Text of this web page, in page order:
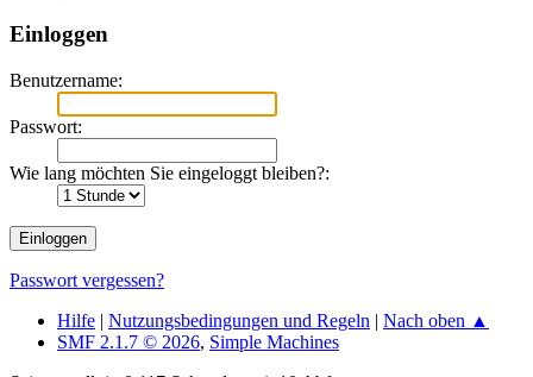
Einloggen
Benutzername:
Passwort:
Wie lang möchten Sie eingeloggt bleiben?:
Passwort vergessen?
Hilfe | Nutzungsbedingungen und Regeln | Nach oben ▲
SMF 2.1.7 © 2026, Simple Machines